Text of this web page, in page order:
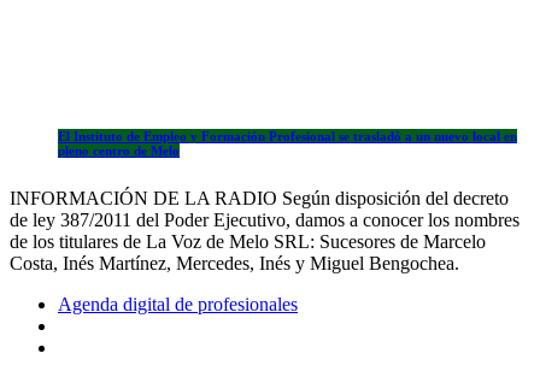
El Instituto de Empleo y Formación Profesional se trasladó a un nuevo local en
pleno centro de Melo
INFORMACIÓN DE LA RADIO Según disposición del decreto
de ley 387/2011 del Poder Ejecutivo, damos a conocer los nombres
de los titulares de La Voz de Melo SRL: Sucesores de Marcelo
Costa, Inés Martínez, Mercedes, Inés y Miguel Bengochea.
Agenda digital de profesionales